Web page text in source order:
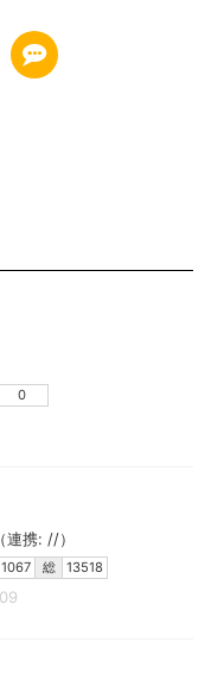
0
携: //）
1067 総 13518